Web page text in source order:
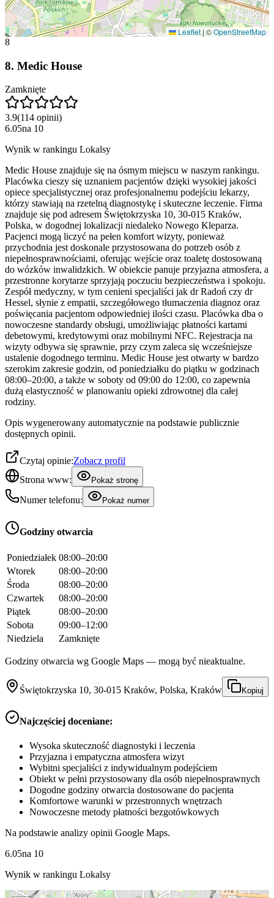
Leaflet| ©OpenStreetMap
8
8. Medic House
Zamknięte
3.9(114 opinii)
6.05na 10
Wynik w rankingu Lokalsy
Medic House znajduje się na ósmym miejscu w naszym rankingu.
Placówka cieszy się uznaniem pacjentów dzięki wysokiej jakości
opiece specjalistycznej oraz profesjonalnemu podejściu lekarzy,
którzy stawiają na rzetelną diagnostykę i skuteczne leczenie. Firma
znajduje się pod adresem Świętokrzyska 10, 30-015 Kraków,
Polska, w dogodnej lokalizacji niedaleko Nowego Kleparza.
Pacjenci mogą liczyć na pełen komfort wizyty, ponieważ
przychodnia jest doskonale przystosowana do potrzeb osób z
niepełnosprawnościami, oferując wejście oraz toaletę dostosowaną
do wózków inwalidzkich. W obiekcie panuje przyjazna atmosfera, a
przestronne korytarze sprzyjają poczuciu bezpieczeństwa i spokoju.
Zespół medyczny, w tym cenieni specjaliści jak dr Radoń czy dr
Hessel, słynie z empatii, szczegółowego tłumaczenia diagnoz oraz
poświęcania pacjentom odpowiedniej ilości czasu. Placówka dba o
nowoczesne standardy obsługi, umożliwiając płatności kartami
debetowymi, kredytowymi oraz mobilnymi NFC. Rejestracja na
wizyty odbywa się sprawnie, przy czym zaleca się wcześniejsze
ustalenie dogodnego terminu. Medic House jest otwarty w bardzo
szerokim zakresie godzin, od poniedziałku do piątku w godzinach
08:00–20:00, a także w soboty od 09:00 do 12:00, co zapewnia
dużą elastyczność w planowaniu opieki zdrowotnej dla całej
rodziny.
Opis wygenerowany automatycznie na podstawie publicznie
dostępnych opinii.
Czytaj opinie:Zobacz profil
Strona www:
Pokaż stronę
Numer telefonu: Pokaż numer
Godziny otwarcia
Poniedziałek 08:00–20:00
Wtorek
08:00–20:00
Środa
08:00–20:00
Czwartek
08:00–20:00
Piątek
08:00–20:00
Sobota
09:00–12:00
Niedziela
Zamknięte
Godziny otwarcia wg Google Maps — mogą być nieaktualne.
Świętokrzyska 10, 30-015 Kraków, Polska, Kraków Kopiuj
Najczęściej doceniane:
Wysoka skuteczność diagnostyki i leczenia
Przyjazna i empatyczna atmosfera wizyt
Wybitni specjaliści z indywidualnym podejściem
Obiekt w pełni przystosowany dla osób niepełnosprawnych
Dogodne godziny otwarcia dostosowane do pacjenta
Komfortowe warunki w przestronnych wnętrzach
Nowoczesne metody płatności bezgotówkowych
Na podstawie analizy opinii Google Maps.
6.05na 10
Wynik w rankingu Lokalsy